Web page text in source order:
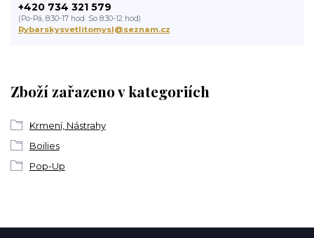
Zboží zařazeno v kategoriích
Krmení, Nástrahy
Boilies
Pop-Up
+420 734 321 579
(Po-Pá, 8:30-17 hod. So 8:30-12 hod)
Rybarskysvetlitomysl@seznam.cz